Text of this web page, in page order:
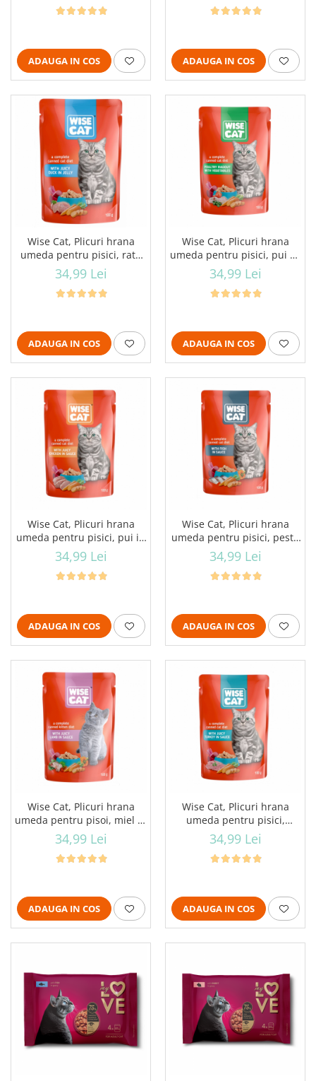
ADAUGA IN COS ADAUGA IN COS
Wise Cat, Plicuri hrana
umeda pentru pisici, rata
in jeleu, 24x100g
34,99 Lei
ADAUGA IN COS
Wise Cat, Plicuri hrana
umeda pentru pisici, pui cu
legume in jeleu, 24x100g
34,99 Lei
ADAUGA IN COS
Wise Cat, Plicuri hrana
umeda pentru pisici, pui in
sos, 24x100g
34,99 Lei
ADAUGA IN COS
Wise Cat, Plicuri hrana
umeda pentru pisici, peste
in sos, 24x100g
34,99 Lei
ADAUGA IN COS
Wise Cat, Plicuri hrana
umeda pentru pisoi, miel in
sos, 24x100g
34,99 Lei
ADAUGA IN COS
Wise Cat, Plicuri hrana
umeda pentru pisici,
curcan in sos, 24x100g
34,99 Lei
ADAUGA IN COS